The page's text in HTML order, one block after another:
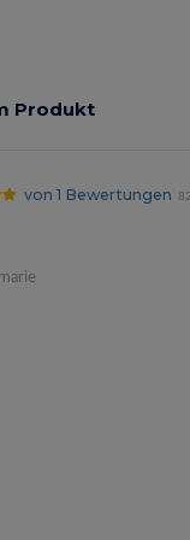
Produkt
von 1 Bewertungen